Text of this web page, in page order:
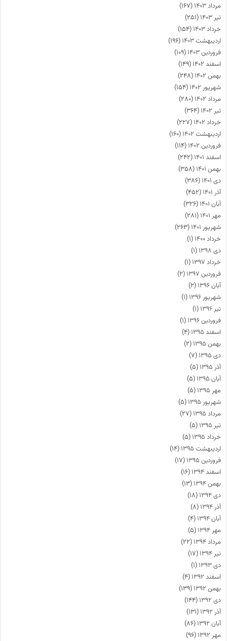
مرداد ۱۴۰۳
(۱۶۷)
تیر ۱۴۰۳
(۲۵۱)
خرداد ۱۴۰۳
(۱۵۴)
اردیبهشت ۱۴۰۳
(۱۹۶)
فروردین ۱۴۰۳
(۱۰۹)
اسفند ۱۴۰۲
(۱۴۹)
بهمن ۱۴۰۲
(۲۴۸)
شهریور ۱۴۰۲
(۱۵۴)
مرداد ۱۴۰۲
(۲۸۰)
تیر ۱۴۰۲
(۳۶۴)
خرداد ۱۴۰۲
(۲۲۷)
اردیبهشت ۱۴۰۲
(۱۶۰)
فروردین ۱۴۰۲
(۱۱۴)
اسفند ۱۴۰۱
(۲۴۲)
بهمن ۱۴۰۱
(۳۵۸)
دی ۱۴۰۱
(۳۸۶)
آذر ۱۴۰۱
(۴۵۲)
آبان ۱۴۰۱
(۳۲۶)
مهر ۱۴۰۱
(۲۸۱)
شهریور ۱۴۰۱
(۲۶۳)
خرداد ۱۴۰۰
(۱)
دی ۱۳۹۸
(۱)
خرداد ۱۳۹۷
(۱)
فروردین ۱۳۹۷
(۲)
آبان ۱۳۹۶
(۲)
شهریور ۱۳۹۶
(۱)
تیر ۱۳۹۶
(۱)
فروردین ۱۳۹۶
(۱)
اسفند ۱۳۹۵
(۴)
بهمن ۱۳۹۵
(۲)
دی ۱۳۹۵
(۷)
آذر ۱۳۹۵
(۵)
آبان ۱۳۹۵
(۵)
مهر ۱۳۹۵
(۵)
شهریور ۱۳۹۵
(۵)
مرداد ۱۳۹۵
(۲۷)
تیر ۱۳۹۵
(۵)
خرداد ۱۳۹۵
(۵)
اردیبهشت ۱۳۹۵
(۱۴)
فروردین ۱۳۹۵
(۱۷)
اسفند ۱۳۹۴
(۱۶)
بهمن ۱۳۹۴
(۱۳)
دی ۱۳۹۴
(۱۸)
آذر ۱۳۹۴
(۸)
آبان ۱۳۹۴
(۴)
مهر ۱۳۹۴
(۵)
مرداد ۱۳۹۴
(۲۲)
تیر ۱۳۹۴
(۱۷)
دی ۱۳۹۳
(۱)
اسفند ۱۳۹۲
(۴)
بهمن ۱۳۹۲
(۱۳۹)
دی ۱۳۹۲
(۱۴۴)
آذر ۱۳۹۲
(۱۳۱)
آبان ۱۳۹۲
(۸۶)
مهر ۱۳۹۲
(۹۶)